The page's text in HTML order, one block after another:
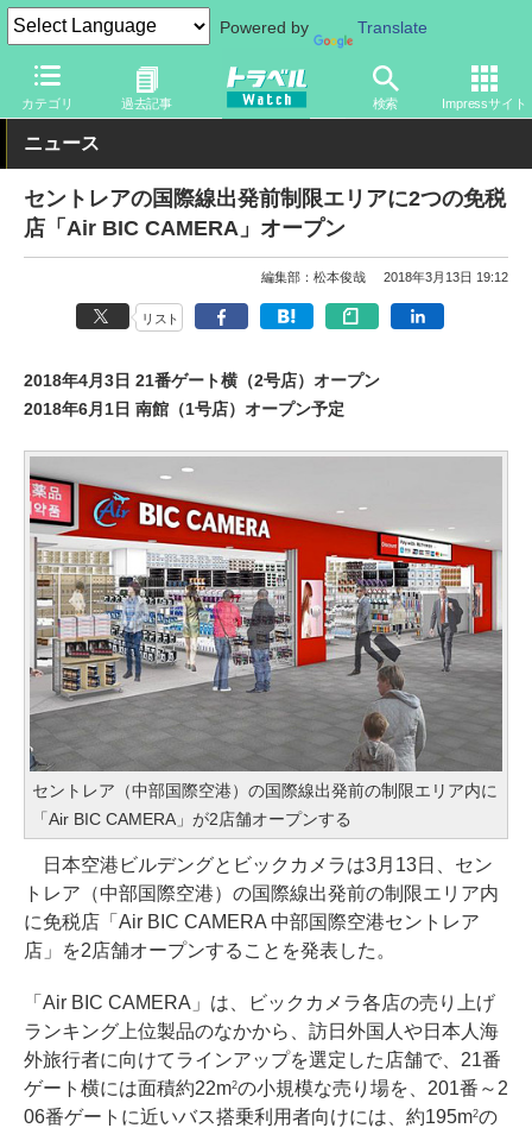
Powered by Translate
カテゴリ 過去記事 検索 Impressサイト
トラベル Watch 地域 国内旅行 中部
ニュース
セントレアの国際線出発前制限エリアに2つの免税
店「Air BIC CAMERA」オープン
編集部：松本俊哉 2018年3月13日 19:12
リスト
2018年4月3日 21番ゲート横（2号店）オープン
2018年6月1日 南館（1号店）オープン予定
セントレア（中部国際空港）の国際線出発前の制限エリア内に
「Air BIC CAMERA」が2店舗オープンする
日本空港ビルデングとビックカメラは3月13日、セン
トレア（中部国際空港）の国際線出発前の制限エリア内
に免税店「Air BIC CAMERA 中部国際空港セントレア
店」を2店舗オープンすることを発表した。
「Air BIC CAMERA」は、ビックカメラ各店の売り上げ
ランキング上位製品のなかから、訪日外国人や日本人海
外旅行者に向けてラインアップを選定した店舗で、21番
ゲート横には面積約22m2の小規模な売り場を、201番～2
06番ゲートに近いバス搭乗利用者向けには、約195m2の